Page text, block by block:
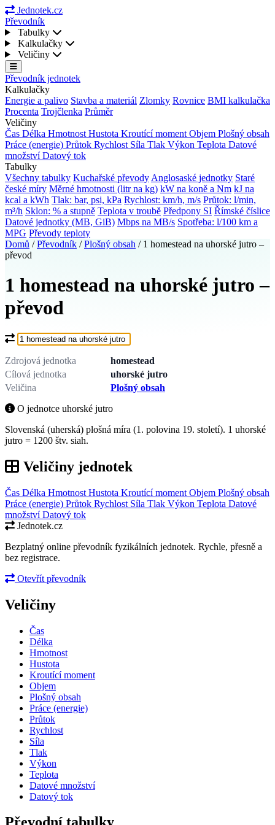
Jednotek.cz
Převodník
Tabulky
Kalkulačky
Veličiny
Převodník jednotek
Kalkulačky
Energie a palivo Stavba a materiál Zlomky Rovnice BMI kalkulačka
Procenta Trojčlenka Průměr
Veličiny
Čas Délka Hmotnost Hustota Kroutící moment Objem Plošný obsah
Práce (energie) Průtok Rychlost Síla Tlak Výkon Teplota Datové
množstvíDatový tok
Tabulky
Všechny tabulky Kuchařské převody Anglosaské jednotky Staré
české míry Měrné hmotnosti (litr na kg) kW na koně a Nm kJ na
kcal a kWh Tlak: bar, psi, kPa Rychlost: km/h, m/s Průtok: l/min,
m³/h Sklon: % a stupně Teplota v troubě Předpony SI Římské číslice
Datové jednotky (MB, GiB) Mbps na MB/s Spotřeba: l/100 km a
MPG Převody teploty
Domů / Převodník / Plošný obsah / 1 homestead na uhorské jutro –
převod
1 homestead na uhorské jutro –
převod
Co chcete převést?
Zdrojová jednotka
homestead
Cílová jednotka
uhorské jutro
Veličina
Plošný obsah
O jednotce uhorské jutro
Slovenská (uherská) plošná míra (1. polovina 19. století). 1 uhorské
jutro = 1200 štv. siah.
Veličiny jednotek
Čas Délka Hmotnost Hustota Kroutící moment Objem Plošný obsah
Práce (energie) Průtok Rychlost Síla Tlak Výkon Teplota Datové
množstvíDatový tok
Jednotek.cz
Bezplatný online převodník fyzikálních jednotek. Rychle, přesně a
bez registrace.
Otevřít převodník
Veličiny
Čas
Délka
Hmotnost
Hustota
Kroutící moment
Objem
Plošný obsah
Práce (energie)
Průtok
Rychlost
Síla
Tlak
Výkon
Teplota
Datové množství
Datový tok